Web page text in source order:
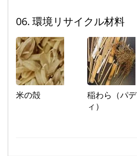
06. 環境リサイクル材料
米の殻
稲わら（パデ
ィ）